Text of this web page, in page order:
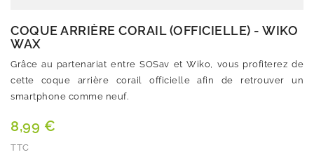
COQUE ARRIÈRE CORAIL (OFFICIELLE) - WIKO
WAX
Grâce au partenariat entre SOSav et Wiko, vous profiterez de
cette coque arrière corail officielle afin de retrouver un
smartphone comme neuf.
8,99 €
TTC